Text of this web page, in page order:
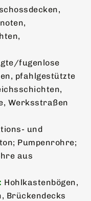
fugenlose
pfahlgestützte
Werksstraßen
und
Pumpenrohre;
aus
Hohlkastenbögen,
Brückendecks